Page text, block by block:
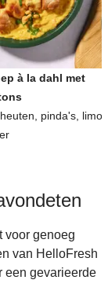
à la dahl met
pinda's,
voor genoeg
van HelloFresh
een gevarieerde